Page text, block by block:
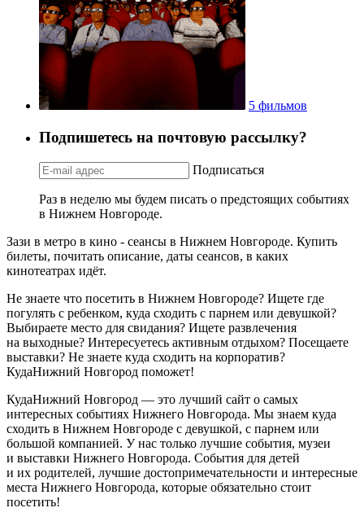
5 фильмов
Подпишетесь на почтовую рассылку?
Подписаться
Раз в неделю мы будем писать о предстоящих событиях
в Нижнем Новгороде.
Зази в метро в кино - сеансы в Нижнем Новгороде. Купить
билеты, почитать описание, даты сеансов, в каких
кинотеатрах идёт.
Не знаете что посетить в Нижнем Новгороде? Ищете где
погулять с ребенком, куда сходить с парнем или девушкой?
Выбираете место для свидания? Ищете развлечения
на выходные? Интересуетесь активным отдыхом? Посещаете
выставки? Не знаете куда сходить на корпоратив?
КудаНижний Новгород поможет!
КудаНижний Новгород — это лучший сайт о самых
интересных событиях Нижнего Новгорода. Мы знаем куда
сходить в Нижнем Новгороде с девушкой, с парнем или
большой компанией. У нас только лучшие события, музеи
и выставки Нижнего Новгорода. События для детей
и их родителей, лучшие достопримечательности и интересные
места Нижнего Новгорода, которые обязательно стоит
посетить!